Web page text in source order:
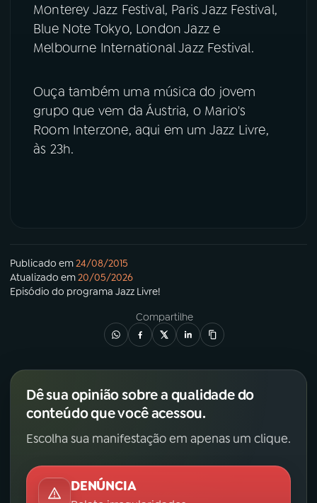
Monterey Jazz Festival, Paris Jazz Festival,
Blue Note Tokyo, London Jazz e
Melbourne International Jazz Festival.
Ouça também uma música do jovem
grupo que vem da Áustria, o Mario's
Room Interzone, aqui em um Jazz Livre,
às 23h.
Publicado em24/08/2015
Atualizado em20/05/2026
Episódio do programa Jazz Livre!
Compartilhe
Dê sua opinião sobre a qualidade do
conteúdo que você acessou.
Escolha sua manifestação em apenas um clique.
DENÚNCIA